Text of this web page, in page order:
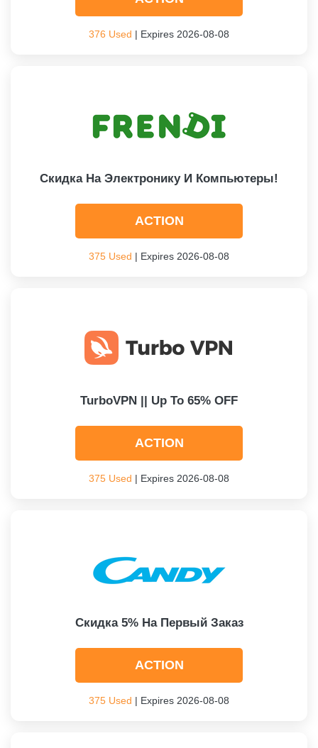
376 Used | Expires 2026-08-08
Скидка На Электронику И Компьютеры!
ACTION
375 Used | Expires 2026-08-08
TurboVPN || Up To 65% OFF
ACTION
375 Used | Expires 2026-08-08
Скидка 5% На Первый Заказ
ACTION
375 Used | Expires 2026-08-08